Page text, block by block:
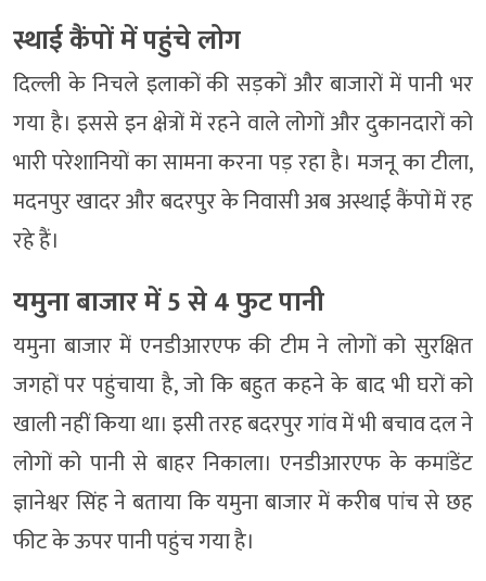
स्थाई कैंपों में पहुंचे लोग
दिल्ली के निचले इलाकों की सड़कों और बाजारों में पानी भर
गया है। इससे इन क्षेत्रों में रहने वाले लोगों और दुकानदारों को
भारी परेशानियों का सामना करना पड़ रहा है। मजनू का टीला,
मदनपुर खादर और बदरपुर के निवासी अब अस्थाई कैंपों में रह
रहे हैं।
यमुना बाजार में 5 से 4 फुट पानी
यमुना बाजार में एनडीआरएफ की टीम ने लोगों को सुरक्षित
जगहों पर पहुंचाया है, जो कि बहुत कहने के बाद भी घरों को
खाली नहीं किया था। इसी तरह बदरपुर गांव में भी बचाव दल ने
लोगों को पानी से बाहर निकाला। एनडीआरएफ के कमांडेंट
ज्ञानेश्वर सिंह ने बताया कि यमुना बाजार में करीब पांच से छह
फीट के ऊपर पानी पहुंच गया है।